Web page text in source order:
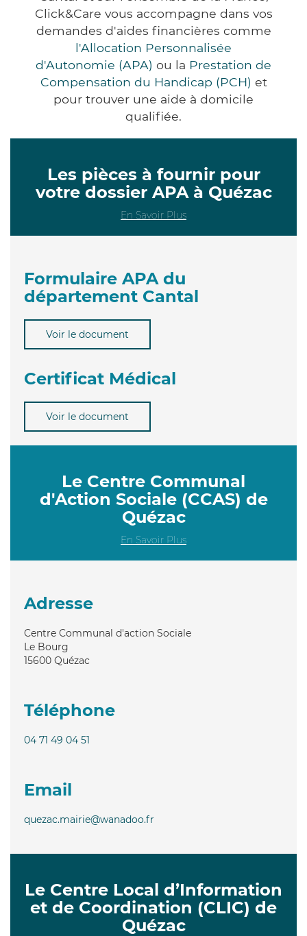
Click&Care vous accompagne dans vos
demandes d'aides financières comme
l'Allocation Personnalisée
d'Autonomie (APA) ou la Prestation de
Compensation du Handicap (PCH) et
pour trouver une aide à domicile
qualifiée.
Les pièces à fournir pour
votre dossier APA à Quézac
En Savoir Plus
Formulaire APA du
département Cantal
Voir le document
Certificat Médical
Voir le document
Le Centre Communal
d'Action Sociale (CCAS) de
Quézac
En Savoir Plus
Adresse
Centre Communal d'action Sociale
Le Bourg
15600 Quézac
Téléphone
04 71 49 04 51
Email
quezac.mairie@wanadoo.fr
Le Centre Local d’Information
et de Coordination (CLIC) de
Quézac